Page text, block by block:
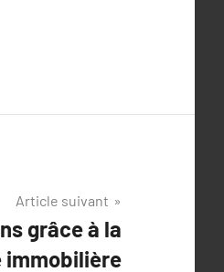
Article suivant
grâce à la
immobilière